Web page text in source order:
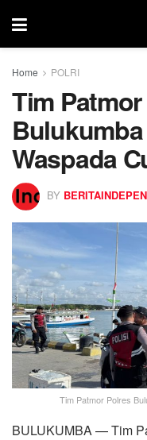
Home POLRI
Tim
Waspada
BY
Tim Patmor Polres
BULUKUMBA — Tim